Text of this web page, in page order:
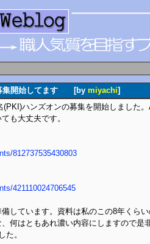
集開始してます [by miyachi]
(PKI)ハンズオンの募集を開始しました
も大丈夫です。
812737535430803
421110024706545
しています。資料は私のこの8年くら
何はともあれ濃い内容にしますので是
た。